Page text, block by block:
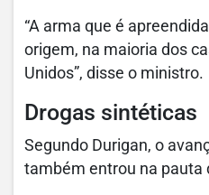
“A arma que é
origem, na maioria dos
Unidos”, disse o ministro.
Drogas sintéticas
Segundo Durigan, o
também entrou na pauta